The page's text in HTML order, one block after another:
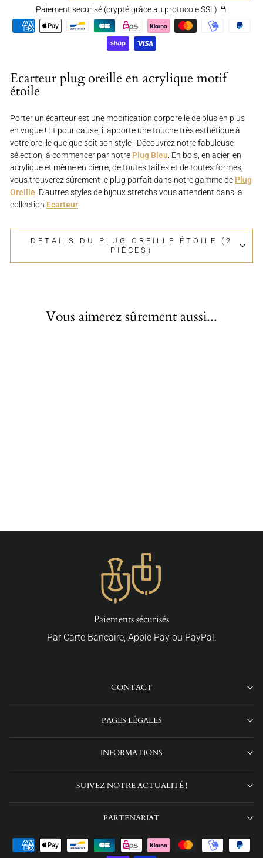
Paiement securisé (crypté grâce au protocole SSL)
Ecarteur plug oreille en acrylique motif
étoile
Porter un écarteur est une modification corporelle de plus en plus
en vogue ! Et pour cause, il apporte une touche très esthétique à
votre oreille quelque soit son style ! Découvrez notre fabuleuse
sélection, à commencer par notre Plug Bleu. En bois, en acier, en
acrylique et même en pierre, de toutes tailles et de toutes formes,
vous trouverez sûrement le plug parfait dans notre gamme de Plug
Oreille. D'autres styles de bijoux stretchs vous attendent dans la
collection Ecarteur.
DETAILS DU PLUG OREILLE ÉTOILE (2
PIÈCES)
Vous aimerez sûrement aussi...
Paiements sécurisés
Par Carte Bancaire, Apple Pay ou PayPal.
CONTACT
PAGES LÉGALES
INFORMATIONS
SUIVEZ NOTRE ACTUALITÉ !
PARTENARIAT